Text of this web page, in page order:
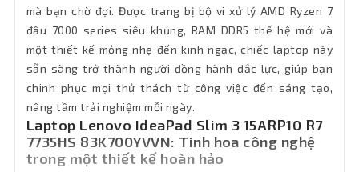
Wifi Wi-Fi 6, 802.11ax 2x2
Kết nối
mạng LAN
Không có cổng LAN
Bluetooth v5.3
Cổng xuất
1 x HDMI 1.4, 1 x USB-C (USB 5Gbps /
mà bạn chờ đợi. Được trang bị bộ vi xử lý AMD Ryzen 7
đầu 7000 series siêu khủng, RAM DDR5 thế hệ mới và
một thiết kế mỏng nhẹ đến kinh ngạc, chiếc laptop này
sẵn sàng trở thành người đồng hành đắc lực, giúp bạn
chinh phục mọi thử thách từ công việc đến sáng tạo,
nâng tầm trải nghiệm mỗi ngày.
Laptop Lenovo IdeaPad Slim 3 15ARP10 R7
7735HS 83K700YVVN: Tinh hoa công nghệ
trong một thiết kế hoàn hảo